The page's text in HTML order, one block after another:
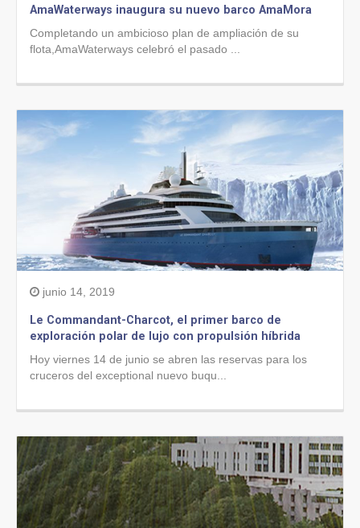
AmaWaterways inaugura su nuevo barco AmaMora
Completando un ambicioso plan de ampliación de su
flota,AmaWaterways celebró el pasado ...
junio 14, 2019
Le Commandant-Charcot, el primer barco de
exploración polar de lujo con propulsión híbrida
Hoy viernes 14 de junio se abren las reservas para los
cruceros del exceptional nuevo buqu...